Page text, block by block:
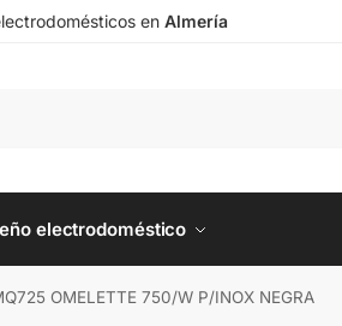
en Almería
electrodoméstico
OMELETTE 750/W P/INOX NEGRA